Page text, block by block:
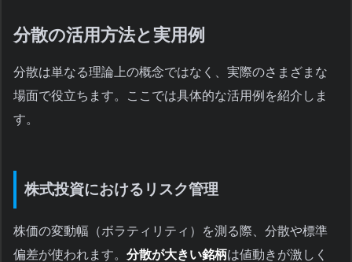
分散の活用方法と実用例
分散は単なる理論上の概念ではなく、実際のさまざまな
場面で役立ちます。ここでは具体的な活用例を紹介しま
す。
株式投資におけるリスク管理
株価の変動幅（ボラティリティ）を測る際、分散や標準
偏差が使われます。 分散が大きい銘柄は値動きが激しく